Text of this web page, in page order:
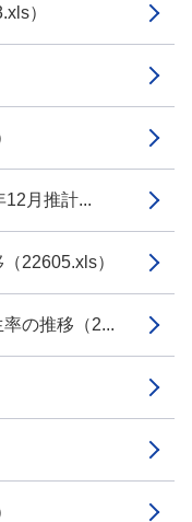
）
12月推計...
22605.xls）
の推移（2...